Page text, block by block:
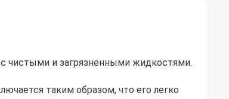
чистыми и загрязненными жидкостями.
таким образом, что его легко